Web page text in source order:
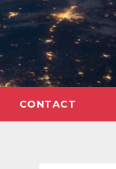
CONTACT